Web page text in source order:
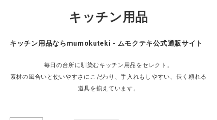
ようこそ ゲスト 様
新規会員登録
キッチン用品
キッチン用品ならmumokuteki - ムモクテキ公式通販サイト
毎日の台所に馴染むキッチン用品をセレクト。
素材の風合いと使いやすさにこだわり、手入れもしやすい、長く頼れる
道具を揃えています。